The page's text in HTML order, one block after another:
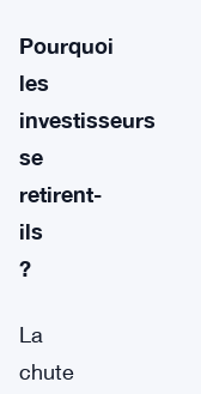
Pourquoi
les
investisseurs
se
retirent-
ils
?
La
chute